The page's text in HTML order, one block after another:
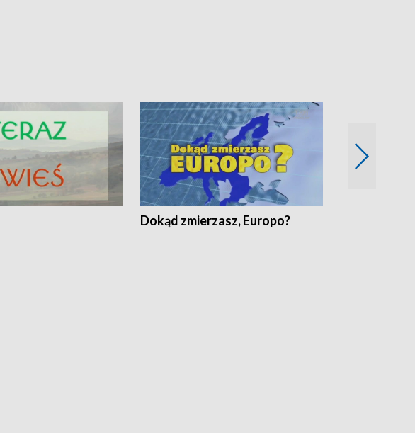
Dokąd zmierzasz, Europo?